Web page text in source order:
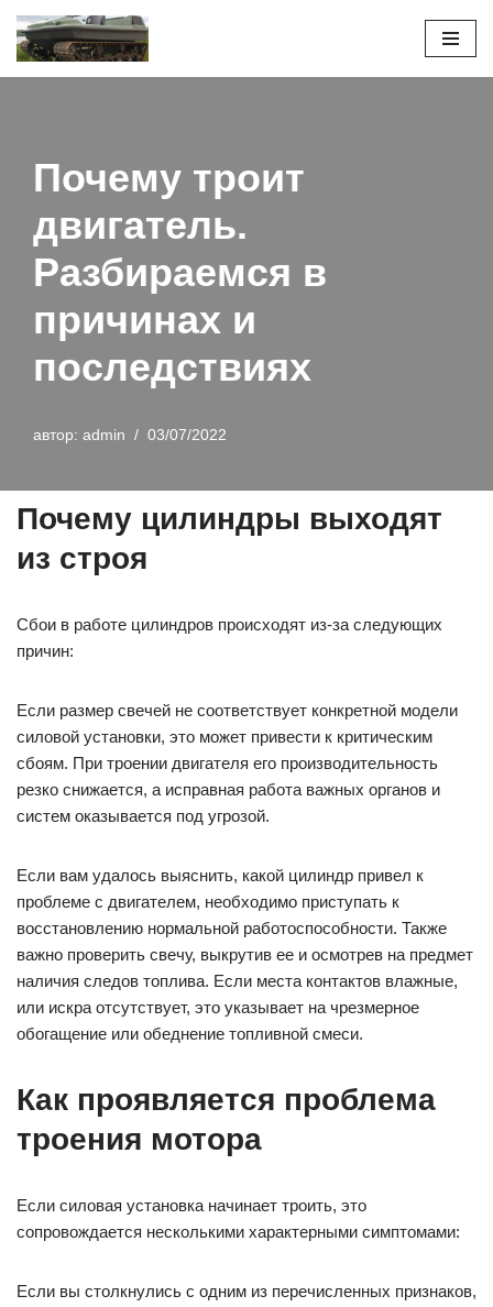
Перейти
Почему троит
двигатель.
Разбираемся в
причинах и
последствиях
автор: admin 03/07/2022
Почему цилиндры выходят
из строя
Сбои в работе цилиндров происходят из-за следующих
причин:
Если размер свечей не соответствует конкретной модели
силовой установки, это может привести к критическим
сбоям. При троении двигателя его производительность
резко снижается, а исправная работа важных органов и
систем оказывается под угрозой.
Если вам удалось выяснить, какой цилиндр привел к
проблеме с двигателем, необходимо приступать к
восстановлению нормальной работоспособности. Также
важно проверить свечу, выкрутив ее и осмотрев на предмет
наличия следов топлива. Если места контактов влажные,
или искра отсутствует, это указывает на чрезмерное
обогащение или обеднение топливной смеси.
Как проявляется проблема
троения мотора
Если силовая установка начинает троить, это
сопровождается несколькими характерными симптомами:
Если вы столкнулись с одним из перечисленных признаков,